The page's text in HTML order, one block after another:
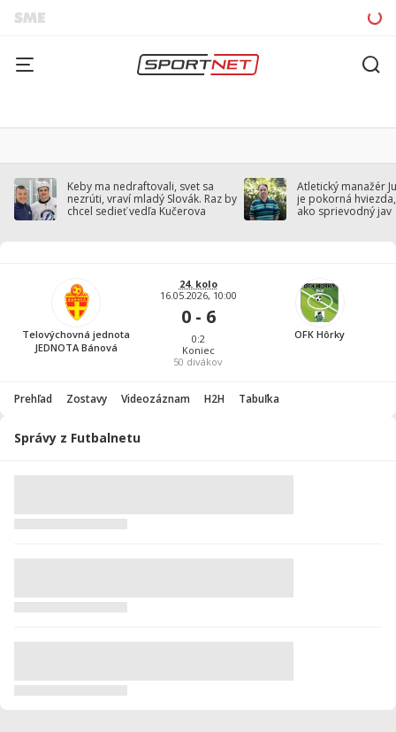
Keby ma nedraftovali, svet sa
nezrúti, vraví mladý Slovák. Raz by
chcel sedieť vedľa Kučerova
Atletický manažér
je pokorná
ako sprievodný jav
Telovýchovná jednota
JEDNOTA Bánová
24. kolo
16.05.2026, 10:00
0 - 6
0:2
Koniec
50 divákov
OFK Hôrky
Prehľad Zostavy Videozáznam H2H Tabuľka
Správy z Futbalnetu